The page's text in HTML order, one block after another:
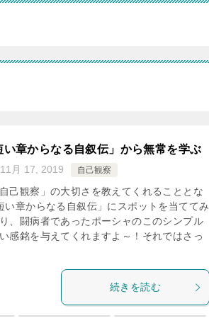
章からなる自叙伝」から無常を学ぶ
11月 17, 2019 自己観察
己観察」の大切さを教えてくれることとな
章からなる自叙伝」にスポットを当ててみ
、闘病者であったポーシャのこのシンプル
感銘を与えてくれますよ～！それではさっ
続きを読む